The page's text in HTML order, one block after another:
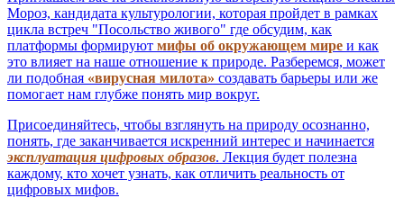
Мороз, кандидата культурологии, которая пройдет в рамках
цикла встреч "Посольство живого" где обсудим, как
платформы формируют мифы об окружающем мире и как
это влияет на наше отношение к природе. Разберемся, может
ли подобная «вирусная милота» создавать барьеры или же
помогает нам глубже понять мир вокруг.
Присоединяйтесь, чтобы взглянуть на природу осознанно,
понять, где заканчивается искренний интерес и начинается
эксплуатация цифровых образов. Лекция будет полезна
каждому, кто хочет узнать, как отличить реальность от
цифровых мифов.